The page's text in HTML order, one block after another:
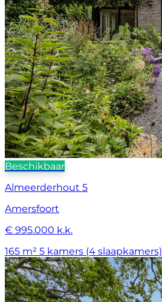
Beschikbaar
Almeerderhout 5
Amersfoort
€ 995.000 k.k.
165 m² 5 kamers (4 slaapkamers)